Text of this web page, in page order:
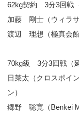
62kg契約 3分3回戦
加藤 剛士（ウィラサ
渡辺 理想（極真会館
70kg級 3分3回戦（
日菜太（クロスポイ
ン）
郷野 聡寛（Benkei